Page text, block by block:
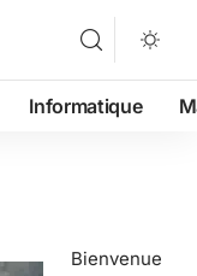
Informatique
Bienvenue